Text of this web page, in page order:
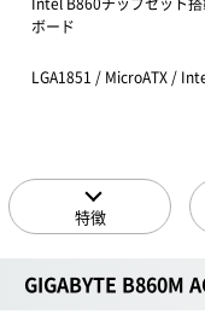
ボード
LGA1851 / MicroATX /
特徴
GIGABYTE B860M